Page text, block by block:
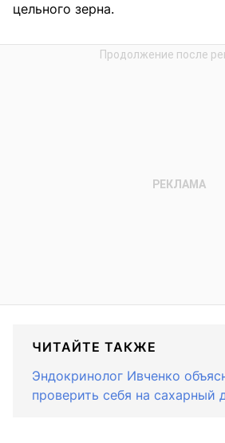
цельного зерна.
ЧИТАЙТЕ ТАКЖЕ
Эндокринолог Ивченко
проверить себя на сахарный